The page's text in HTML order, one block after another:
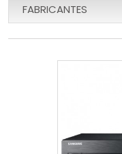
FABRICANTES